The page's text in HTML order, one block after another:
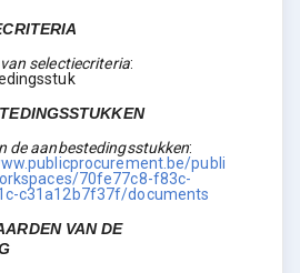
selectiecriteria:
de aanbestedingsstukken:
publi
70fe77c8-f83c-
c31a12b7f37f/documents
VAN DE